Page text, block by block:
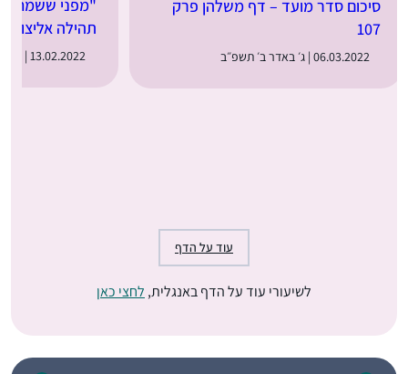
סיכום סדר מועד – דף משלהן פרק
107
06.03.2022 | ג׳ באדר ב׳ תשפ״ב
"מפני ששמחה
תהילה אליצור
13.02.2022 | י״ב באדר א׳ תשפ״ב
עוד על הדף
לשיעורי עוד על הדף באנגלית, לחצי כאן